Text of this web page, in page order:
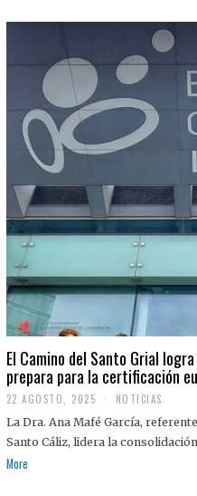
El Camino del Santo Grial
prepara para la certificación
22 AGOSTO, 2025
2
A
G
NOTICIAS
La Dra. Ana Mafé García,
Santo Cáliz, lidera la
More